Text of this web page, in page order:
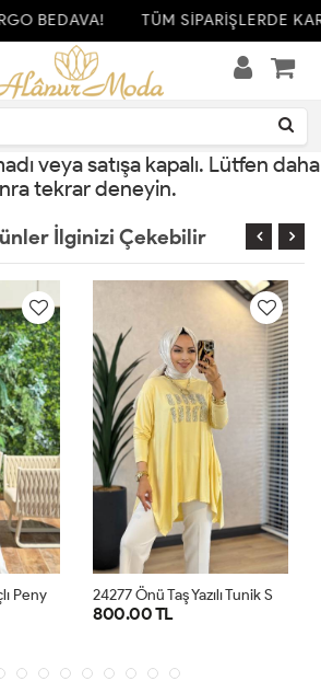
BEDAVA! TÜM SİPARİŞLERDE
veya satışa kapalı. Lütfen daha
tekrar deneyin.
İlginizi Çekebilir
1,200.00 TL